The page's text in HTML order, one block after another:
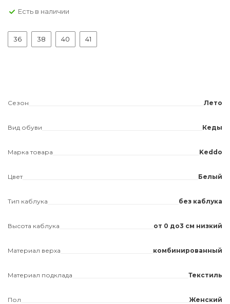
Есть в наличии
36 38 40 41
Сезон Лето
Вид обуви Кеды
Марка товара Keddo
Цвет Белый
Тип каблука без каблука
Высота каблука от 0 до3 см низкий
Материал верха комбинированный
Материал подклада Текстиль
Пол Женский